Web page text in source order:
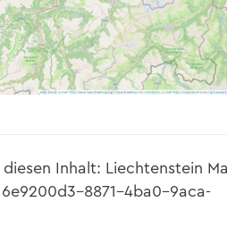
Inhalt: Liechtenstein
8871-4ba0-9aca-